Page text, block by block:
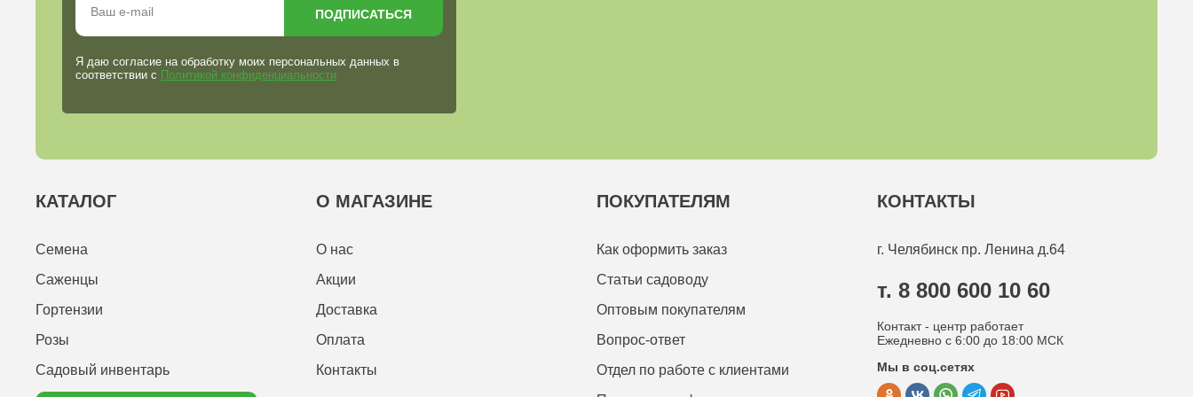
Я даю согласие на обработку моих персональных данных в
соответствии с Политикой конфиденциальности
ПОДПИСАТЬСЯ
КАТАЛОГ
Семена
Саженцы
Гортензии
Розы
Садовый инвентарь
О МАГАЗИНЕ
О нас
Акции
Доставка
Оплата
Контакты
ПОКУПАТЕЛЯМ
Как оформить заказ
Статьи садоводу
Оптовым покупателям
Вопрос-ответ
Отдел по работе с клиентами
КОНТАКТЫ
г. Челябинск пр. Ленина д.64
т. 8 800 600 10 60
Контакт - центр работает
Ежедневно с 6:00 до 18:00 МСК
Мы в соц.сетях